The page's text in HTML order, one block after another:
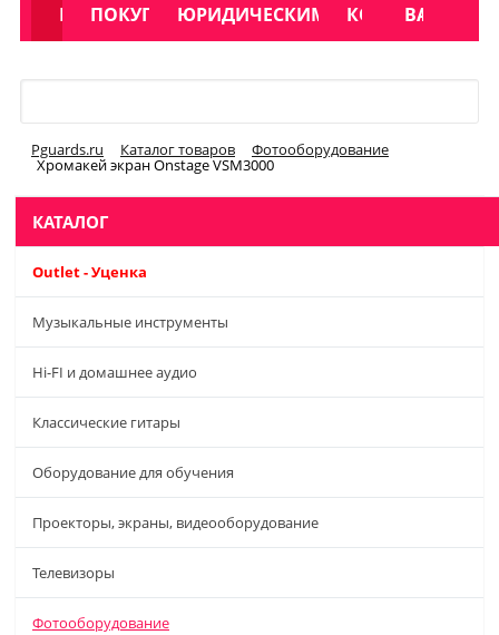
АКЦИИ
КАТАЛОГ
ПОКУПАТЕЛЯМЮРИДИЧЕСКИМ ЛИЦАМКОНТАКТЫ
УСЛУГИ
Pguards.ru Каталог товаров Фотооборудование
Хромакей экран Onstage VSM3000
КАТАЛОГ
Outlet - Уценка
Музыкальные инструменты
Hi-FI и домашнее аудио
Классические гитары
Оборудование для обучения
Проекторы, экраны, видеооборудование
Телевизоры
Фотооборудование